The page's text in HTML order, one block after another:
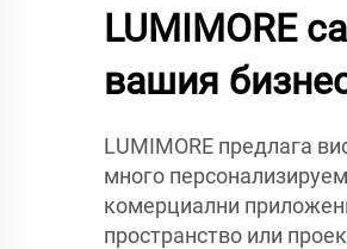
LUMIMORE
вашия
LUMIMORE предлага
много
комерциални
пространство или